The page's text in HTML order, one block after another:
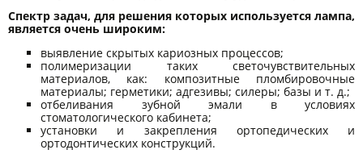
Спектр задач, для решения которых используется лампа,
является очень широким:
выявление скрытых кариозных процессов;
полимеризации таких светочувствительных
материалов, как: композитные пломбировочные
материалы; герметики; адгезивы; силеры; базы и т. д.;
отбеливания зубной эмали в условиях
стоматологического кабинета;
установки и закрепления ортопедических и
ортодонтических конструкций.